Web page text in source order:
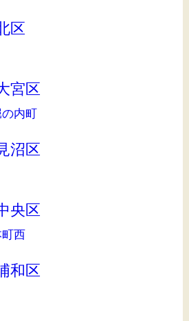
区
宮区
内町
沼区
央区
西
和区